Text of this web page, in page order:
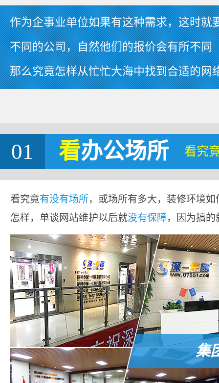
作为企事业单位如果有这种需求，这时就
不同的公司，自然他们的报价会有所不同
那么究竟怎样从忙忙大海中找到合适的网
01 看办公场所 看究
看究竟有没有场所，或场所有多大，装修环境
怎样，单谈网站维护以后就没有保障，因为搞
集